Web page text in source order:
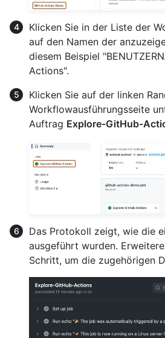
Klicken Sie in der Liste der
auf den Namen der
diesem Beispiel
Actions".
Klicken Sie auf der linken
Workflowausführungsseite
Auftrag Explore-GitHub-
Das Protokoll zeigt, wie die
ausgeführt wurden.
Schritt, um die zugehörigen